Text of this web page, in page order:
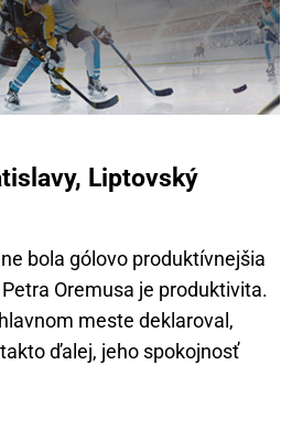
Liptovský
bola gólovo produktívnejšia
Oremusa je produktivita.
meste deklaroval,
ďalej, jeho spokojnosť